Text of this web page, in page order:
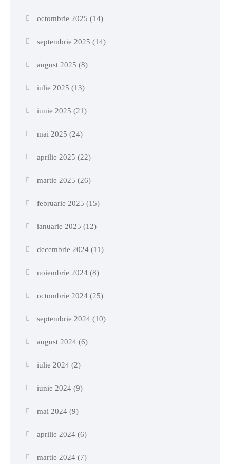
octombrie 2025 (14)
septembrie 2025 (14)
august 2025 (8)
iulie 2025 (13)
iunie 2025 (21)
mai 2025 (24)
aprilie 2025 (22)
martie 2025 (26)
februarie 2025 (15)
ianuarie 2025 (12)
decembrie 2024(11)
noiembrie 2024(8)
octombrie 2024(25)
septembrie 2024(10)
august 2024(6)
iulie 2024(2)
iunie 2024(9)
mai 2024(9)
aprilie 2024(6)
martie 2024(7)